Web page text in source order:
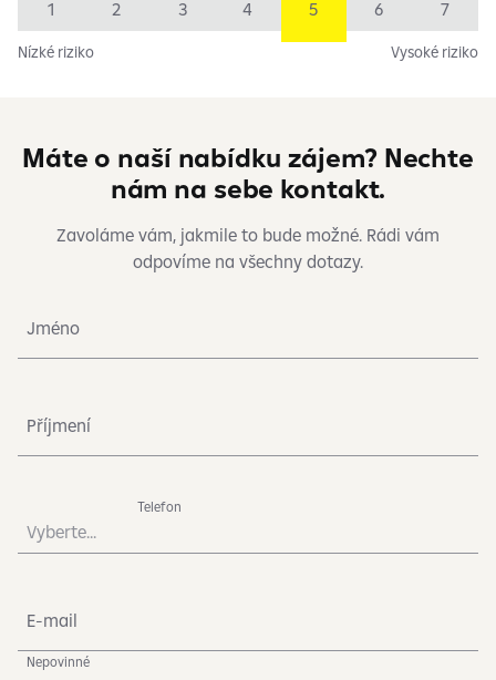
Nízké riziko Vysoké riziko
1 2 3 4 5 6 7
Máte o naší nabídku zájem? Nechte
nám na sebe kontakt.
Zavoláme vám, jakmile to bude možné. Rádi vám
odpovíme na všechny dotazy.
Jméno
Příjmení
Vyberte...
Telefon
E-mail
Nepovinné